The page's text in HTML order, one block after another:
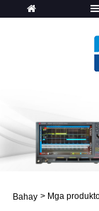
Bahay > Mga